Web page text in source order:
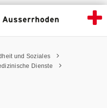
- Appenzell
und Soziales
Dienste